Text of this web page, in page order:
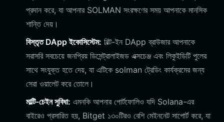
প্রদান করে, যা আপনার SOLMAN সংরক্ষণের সময় আপনাকে মানসিক
শান্তি দেয়।
বিস্তৃত DApp ইকোসিস্টেম: বিল্ট-ইন DApp ব্রাউজার আপনাকে
সরাসরি সবচেয়ে জনপ্রিয় ডিসেন্ট্রালাইজড এক্সচেঞ্জ এবং লিকুইডিটি পুলের
সাথে সংযুক্ত হতে দেয়, যা এটিকে solman ট্রেডিং কার্যক্রমের জন্য
সেরা ওয়ালেট করে তোলে।
মাল্টি-চেইন সুবিধা: এমনকি আপনার পোর্টফোলিও যদি Solana-এর
বাইরেও প্রসারিত হয়, Bitget ১৩০টিরও বেশি মেইননেট সাপোর্ট করে, যা